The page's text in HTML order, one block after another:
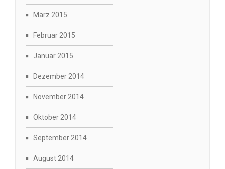
März 2015
Februar 2015
Januar 2015
Dezember 2014
November 2014
Oktober 2014
September 2014
August 2014